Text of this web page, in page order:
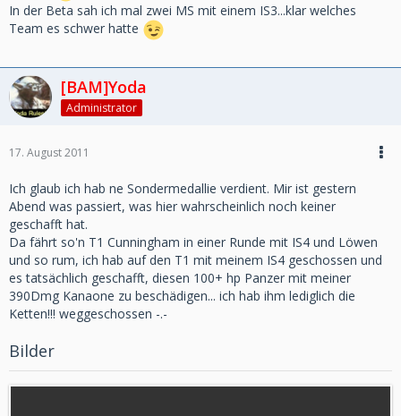
In der Beta sah ich mal zwei MS mit einem IS3...klar welches
Team es schwer hatte
[BAM]Yoda
Administrator
17. August 2011
Ich glaub ich hab ne Sondermedallie verdient. Mir ist gestern
Abend was passiert, was hier wahrscheinlich noch keiner
geschafft hat.
Da fährt so'n T1 Cunningham in einer Runde mit IS4 und Löwen
und so rum, ich hab auf den T1 mit meinem IS4 geschossen und
es tatsächlich geschafft, diesen 100+ hp Panzer mit meiner
390Dmg Kanaone zu beschädigen... ich hab ihm lediglich die
Ketten!!! weggeschossen -.-
Bilder